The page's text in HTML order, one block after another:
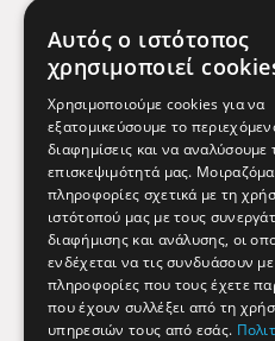
Χρήσιμα
Όροι
Πολιτική
Αυτός ο ιστότοπος
χρησιμοποιεί
Χρησιμοποιούμε cookies για να
εξατομικεύσουμε το
διαφημίσεις και να αναλύσουμε
επισκεψιμότητά μας.
πληροφορίες σχετικά με τη
ιστότοπού μας με τους
διαφήμισης και ανάλυσης, οι
ενδέχεται να τις συνδυάσουν
πληροφορίες που τους έχετε
που έχουν συλλέξει από τη
υπηρεσιών τους από εσάς.